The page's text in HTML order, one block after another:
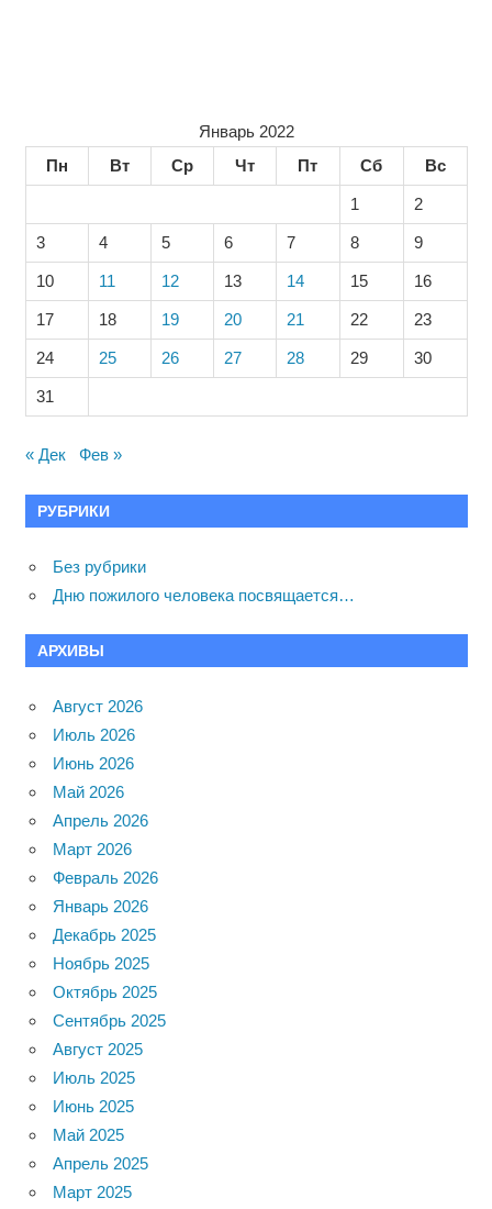
Январь 2022
Пн
Вт Ср Чт Пт Сб Вс
1 2
3 4 5 6 7 8 9
10 11 12 13 14 15 16
17 18 19 20 21 22 23
24 25 26 27 28 29 30
31
« Дек Фев »
РУБРИКИ
Без рубрики
Дню пожилого человека посвящается…
АРХИВЫ
Август 2026
Июль 2026
Июнь 2026
Май 2026
Апрель 2026
Март 2026
Февраль 2026
Январь 2026
Декабрь 2025
Ноябрь 2025
Октябрь 2025
Сентябрь 2025
Август 2025
Июль 2025
Июнь 2025
Май 2025
Апрель 2025
Март 2025